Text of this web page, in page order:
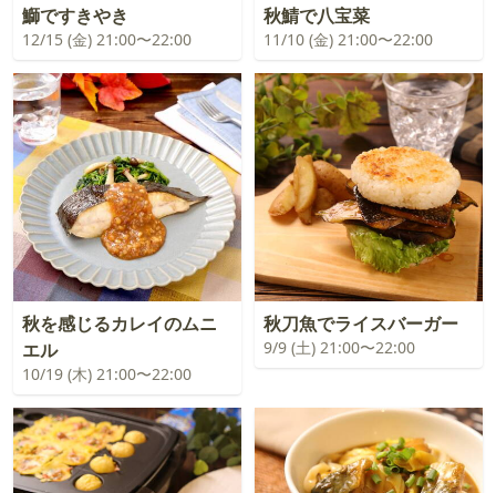
鰤ですきやき
12/15 (金) 21:00〜22:00
秋鯖で八宝菜
11/10 (金) 21:00〜22:00
秋を感じるカレイのムニ
エル
10/19 (木) 21:00〜22:00
秋刀魚でライスバーガー
9/9 (土) 21:00〜22:00